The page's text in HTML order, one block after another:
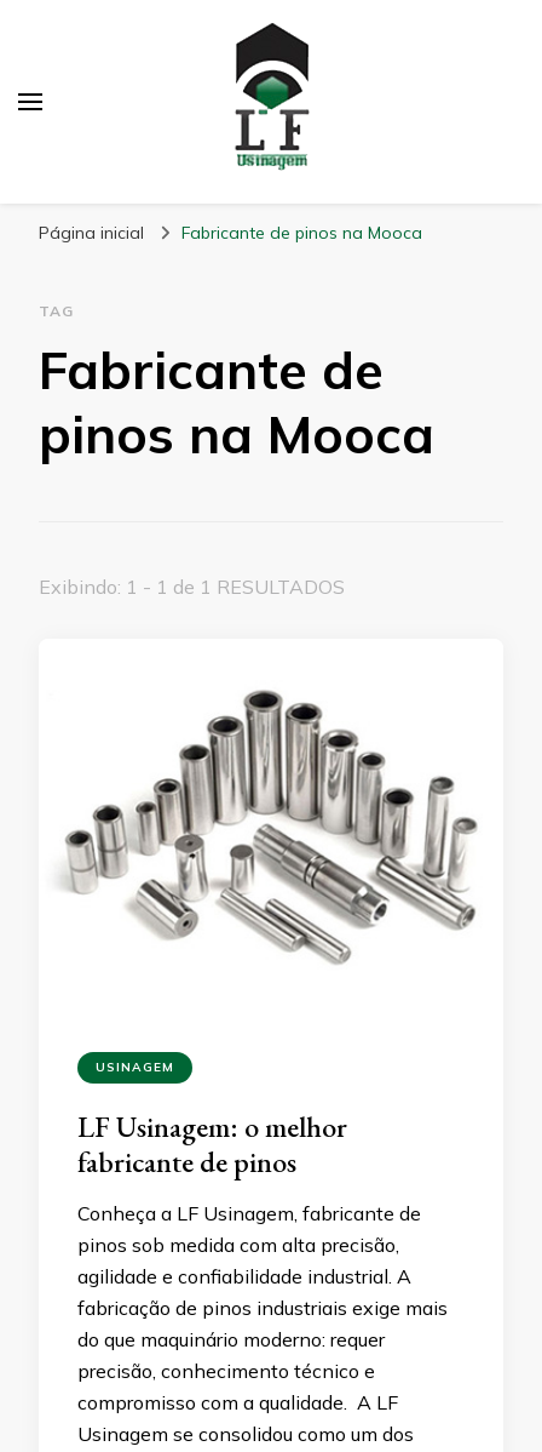
Página inicial Fabricante de pinos na Mooca
TAG
Fabricante de
pinos na Mooca
Exibindo: 1 - 1 de 1 RESULTADOS
USINAGEM
LF Usinagem: o melhor
fabricante de pinos
Conheça a LF Usinagem, fabricante de
pinos sob medida com alta precisão,
agilidade e confiabilidade industrial. A
fabricação de pinos industriais exige mais
do que maquinário moderno: requer
precisão, conhecimento técnico e
compromisso com a qualidade. A LF
Usinagem se consolidou como um dos